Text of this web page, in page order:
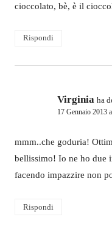
cioccolato, bè, è il
Rispondi
Virginia ha
17 Gennaio 2013
mmm..che goduria!
bellissimo! Io ne ho due
facendo impazzire non
Rispondi